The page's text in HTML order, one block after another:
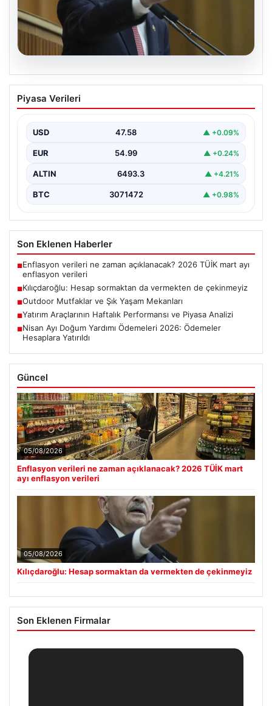
05.08.2026
Kılıçdaroğlu: Hesap sormaktan da
vermekten de çekinmeyiz
Piyasa Verileri
USD 47.58 ▲ +0.09%
EUR 54.99 ▲ +0.24%
ALTIN 6493.3 ▲ +4.21%
BTC 3071472 ▲ +0.98%
Son Eklenen Haberler
■Enflasyon verileri ne zaman açıklanacak? 2026 TÜİK mart ayı
enflasyon verileri
■Kılıçdaroğlu: Hesap sormaktan da vermekten de çekinmeyiz
■Outdoor Mutfaklar ve Şık Yaşam Mekanları
■Yatırım Araçlarının Haftalık Performansı ve Piyasa Analizi
■Nisan Ayı Doğum Yardımı Ödemeleri 2026: Ödemeler
Hesaplara Yatırıldı
Güncel
05/08/2026
Enflasyon verileri ne zaman açıklanacak? 2026 TÜİK mart
ayı enflasyon verileri
05/08/2026
Kılıçdaroğlu: Hesap sormaktan da vermekten de çekinmeyiz
Son Eklenen Firmalar